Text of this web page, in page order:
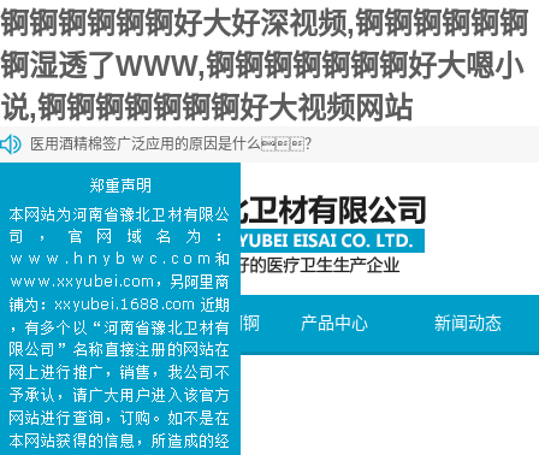
锕锕锕锕锕锕好大好深视频,锕锕锕锕锕锕
锕湿透了WWW,锕锕锕锕锕锕锕好大嗯小
说,锕锕锕锕锕锕锕好大视频网站
医用酒精棉签广泛应用的原因是什么？
锕锕锕锕锕锕锕好大视频网站棉和一般的棉花有什么区别？
锕锕锕锕锕锕锕好大视频网站棉和化妆棉有什么区别？
医用石蜡棉球的购买方法介绍
医用碘伏棉签能够加速伤口愈合
网站首页 关于锕锕锕锕锕
锕好大好深视频
产品中心 新闻动态